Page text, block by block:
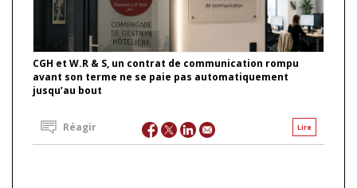
CGH et W.R & S, un contrat de communication rompu
avant son terme ne se paie pas automatiquement
jusqu’au bout
Lire
Réagir